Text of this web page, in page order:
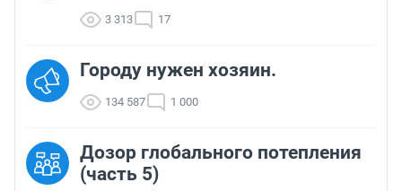
3 313 17
Городу нужен хозяин.
134 587 1 000
Дозор глобального потепления
(часть 5)